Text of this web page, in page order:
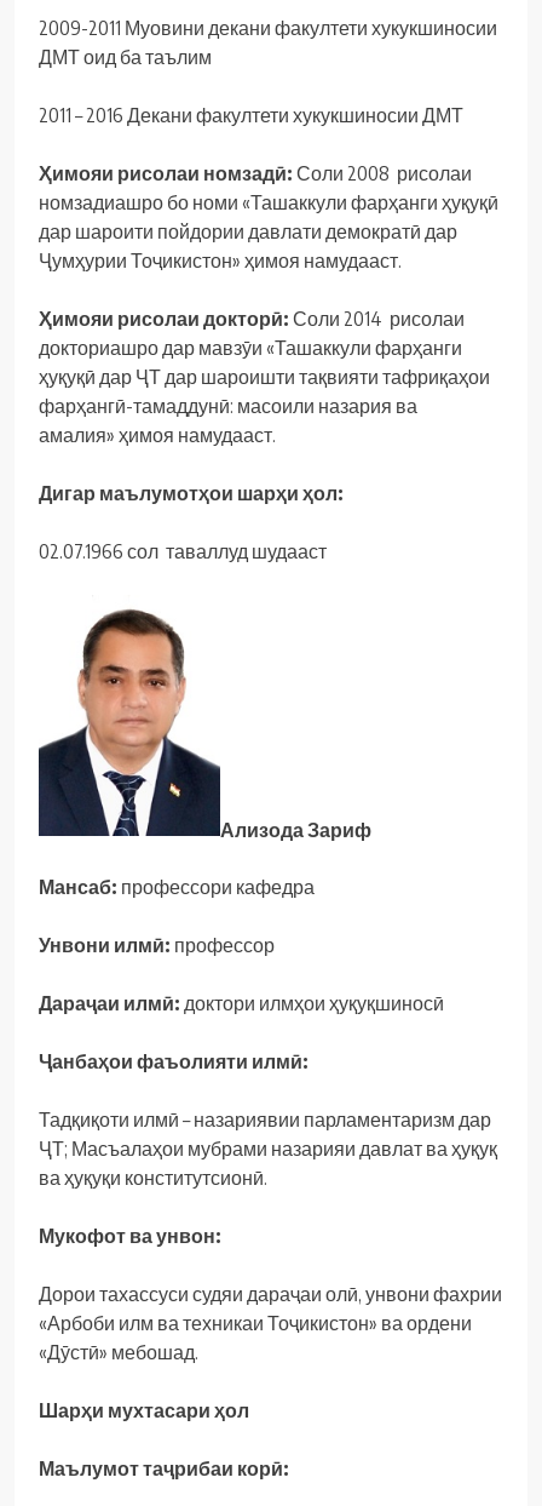
2009-2011 Муовини декани факултети хукукшиносии
ДМТ оид ба таълим
2011 – 2016 Декани факултети хукукшиносии ДМТ
Ҳимояи рисолаи номзадӣ: Соли 2008 рисолаи
номзадиашро бо номи «Ташаккули фарҳанги ҳуқуқӣ
дар шароити пойдории давлати демократӣ дар
Ҷумҳурии Тоҷикистон» ҳимоя намудааст.
Ҳимояи рисолаи докторӣ: Соли 2014 рисолаи
докториашро дар мавзӯи «Ташаккули фарҳанги
ҳуқуқӣ дар ҶТ дар шароишти тақвияти тафриқаҳои
фарҳангӣ-тамаддунӣ: масоили назария ва
амалия» ҳимоя намудааст.
Дигар маълумотҳои шарҳи ҳол:
02.07.1966 сол таваллуд шудааст
Ализода Зариф
Мансаб: профессори кафедра
Унвони илмӣ: профессор
Дараҷаи илмӣ: доктори илмҳои ҳуқуқшиносӣ
Ҷанбаҳои фаъолияти илмӣ:
Тадқиқоти илмӣ – назариявии парламентаризм дар
ҶТ; Масъалаҳои мубрами назарияи давлат ва ҳуқуқ
ва ҳуқуқи конститутсионӣ.
Мукофот ва унвон:
Дорои тахассуси судяи дараҷаи олӣ, унвони фахрии
«Арбоби илм ва техникаи Тоҷикистон» ва ордени
«Дӯстӣ» мебошад.
Шарҳи мухтасари ҳол
Маълумот таҷрибаи корӣ: